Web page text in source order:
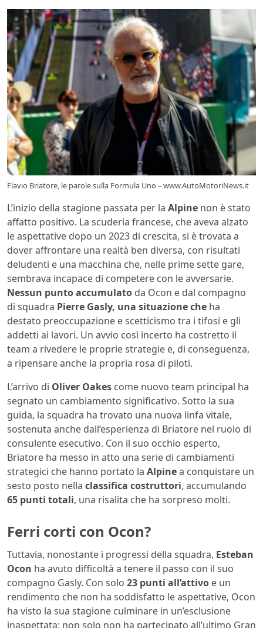
Flavio Briatore, le parole sulla Formula Uno – www.AutoMotoriNews.it
L’inizio della stagione passata per la Alpine non è stato
affatto positivo. La scuderia francese, che aveva alzato
le aspettative dopo un 2023 di crescita, si è trovata a
dover affrontare una realtà ben diversa, con risultati
deludenti e una macchina che, nelle prime sette gare,
sembrava incapace di competere con le avversarie.
Nessun punto accumulato da Ocon e dal compagno
di squadra Pierre Gasly, una situazione che ha
destato preoccupazione e scetticismo tra i tifosi e gli
addetti ai lavori. Un avvio così incerto ha costretto il
team a rivedere le proprie strategie e, di conseguenza,
a ripensare anche la propria rosa di piloti.
L’arrivo di Oliver Oakes come nuovo team principal ha
segnato un cambiamento significativo. Sotto la sua
guida, la squadra ha trovato una nuova linfa vitale,
sostenuta anche dall’esperienza di Briatore nel ruolo di
consulente esecutivo. Con il suo occhio esperto,
Briatore ha messo in atto una serie di cambiamenti
strategici che hanno portato la Alpinea conquistare un
sesto posto nella classifica costruttori, accumulando
65 punti totali, una risalita che ha sorpreso molti.
Ferri corti con Ocon?
Tuttavia, nonostante i progressi della squadra, Esteban
Ocon ha avuto difficoltà a tenere il passo con il suo
compagno Gasly. Con solo 23 punti all’attivo e un
rendimento che non ha soddisfatto le aspettative, Ocon
ha visto la sua stagione culminare in un’esclusione
inaspettata: non solo non ha partecipato all’ultimo Gran